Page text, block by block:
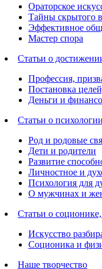
Ораторское
Тайны скрытого
Эффективное
Мастер спора
Статьи о
Профессия,
Постановка
Деньги и
Статьи о
Род и родовые
Дети и родители
Развитие
Личностное и
Психология для
О мужчинах и
Статьи о
Искусство
Соционика и
Наше творчество